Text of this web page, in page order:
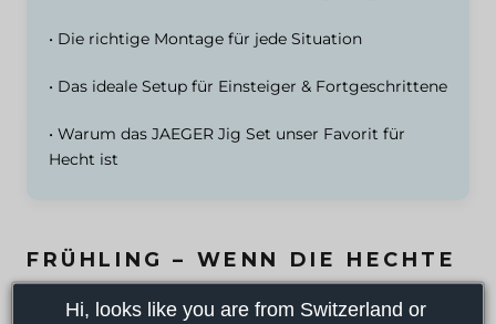
• Die richtige Montage für jede Situation
• Das ideale Setup für Einsteiger & Fortgeschrittene
• Warum das JAEGER Jig Set unser Favorit für
Hecht ist
FRÜHLING – WENN DIE HECHTE
WIEDER AKTIV WERDEN
Hi, looks like you are from Switzerland or